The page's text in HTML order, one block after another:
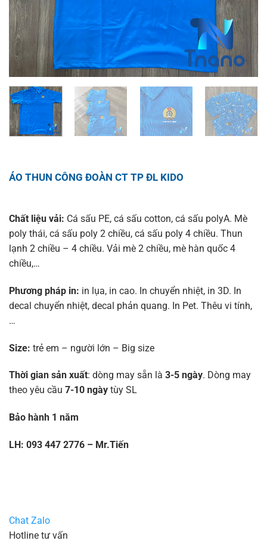
ÁO THUN CÔNG ĐOÀN CT TP ĐL KIDO
Chất liệu vải: Cá sấu PE, cá sấu cotton, cá sấu polyA. Mè
poly thái, cá sấu poly 2 chiều, cá sấu poly 4 chiều. Thun
lạnh 2 chiều – 4 chiều. Vải mè 2 chiều, mè hàn quốc 4
chiều,…
Phương pháp in: in lụa, in cao. In chuyển nhiệt, in 3D. In
decal chuyển nhiệt, decal phản quang. In Pet. Thêu vi tính,
…
Size: trẻ em – người lớn – Big size
Thời gian sản xuất: dòng may sẵn là 3-5 ngày. Dòng may
theo yêu cầu 7-10 ngàytùy SL
Bảo hành 1 năm
LH: 093 447 2776 – Mr.Tiến
Chat Zalo
Hotline tư vấn